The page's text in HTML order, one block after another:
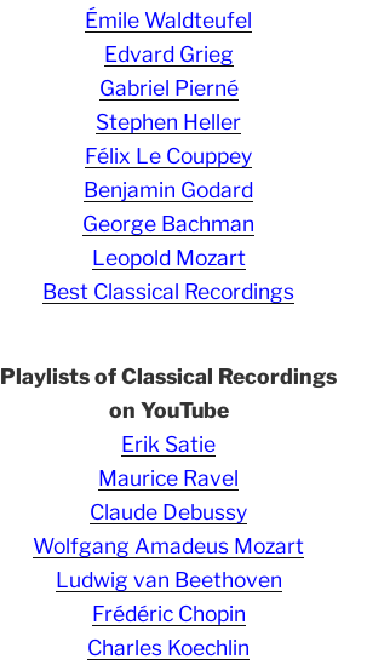
Émile Waldteufel
Edvard Grieg
Gabriel Pierné
Stephen Heller
Félix Le Couppey
Benjamin Godard
George Bachman
Leopold Mozart
Best Classical Recordings
Playlists of Classical Recordings
on YouTube
Erik Satie
Maurice Ravel
Claude Debussy
Wolfgang Amadeus Mozart
Ludwig van Beethoven
Frédéric Chopin
Charles Koechlin